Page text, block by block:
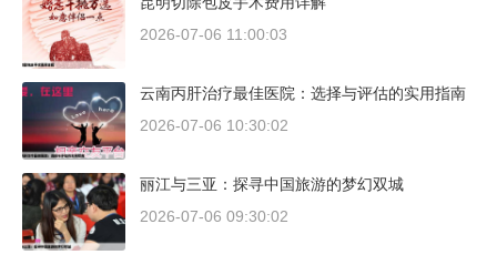
2026-07-06 11:00:03
云南丙肝治疗最佳医院：选择与评估的实用指南
2026-07-06 10:30:02
丽江与三亚：探寻中国旅游的梦幻双城
2026-07-06 09:30:02